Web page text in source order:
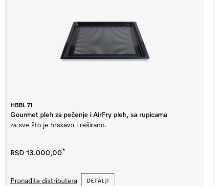
HBBL 71
Gourmet pleh za pečenje i AirFry pleh, sa rupicama
za sve što je hrskavo i reširano.
RSD 13.000,00*
DETALJI
Pronađite distributera